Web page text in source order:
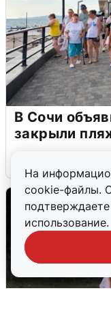
На
cookie-файлы.
использование.
В Сочи
закрыли